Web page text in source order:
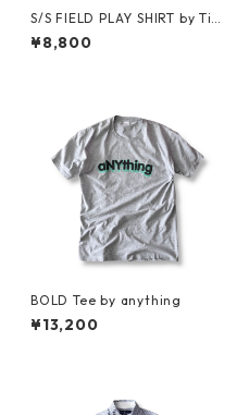
S/S FIELD PLAY SHIRT by Ti
mberland
¥8,800
BOLD Tee by anything
¥13,200